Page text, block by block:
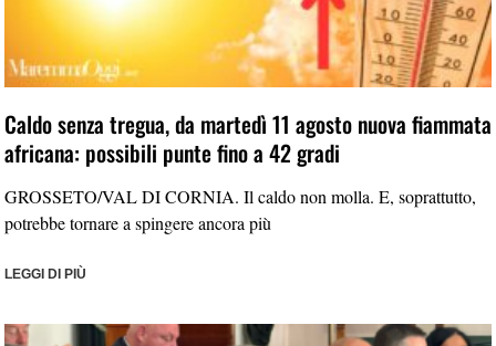
Caldo senza tregua, da martedì 11 agosto nuova fiammata
africana: possibili punte fino a 42 gradi
GROSSETO/VAL DI CORNIA. Il caldo non molla. E, soprattutto,
potrebbe tornare a spingere ancora più
LEGGI DI PIÙ